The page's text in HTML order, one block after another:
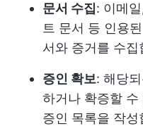
문서 수집: 이메
트 문서 등 인용
서와 증거를 수집
증인 확보: 해당
하거나 확증할
증인 목록을 작성